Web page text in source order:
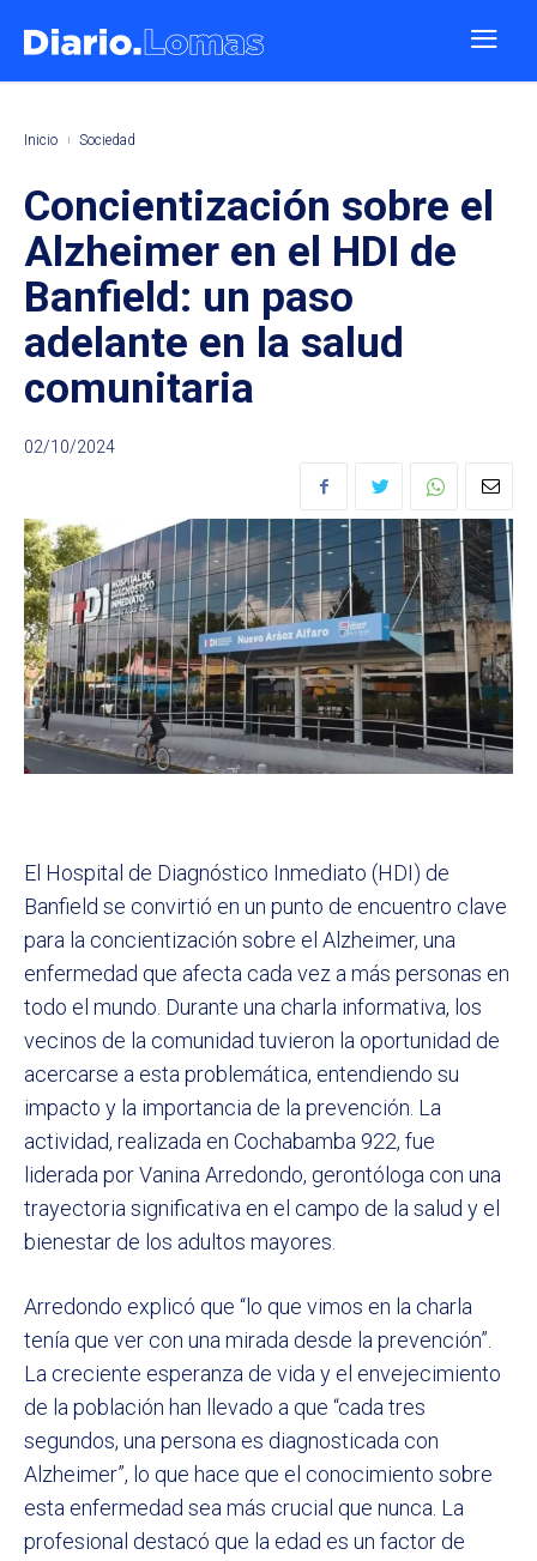
Inicio Sociedad
Concientización sobre el
Alzheimer en el HDI de
Banfield: un paso
adelante en la salud
comunitaria
02/10/2024
El Hospital de Diagnóstico Inmediato (HDI) de
Banfield se convirtió en un punto de encuentro clave
para la concientización sobre el Alzheimer, una
enfermedad que afecta cada vez a más personas en
todo el mundo. Durante una charla informativa, los
vecinos de la comunidad tuvieron la oportunidad de
acercarse a esta problemática, entendiendo su
impacto y la importancia de la prevención. La
actividad, realizada en Cochabamba 922, fue
liderada por Vanina Arredondo, gerontóloga con una
trayectoria significativa en el campo de la salud y el
bienestar de los adultos mayores.
Arredondo explicó que “lo que vimos en la charla
tenía que ver con una mirada desde la prevención”.
La creciente esperanza de vida y el envejecimiento
de la población han llevado a que “cada tres
segundos, una persona es diagnosticada con
Alzheimer”, lo que hace que el conocimiento sobre
esta enfermedad sea más crucial que nunca. La
profesional destacó que la edad es un factor de